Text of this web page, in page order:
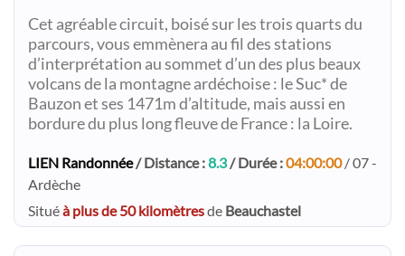
Cet agréable circuit, boisé sur les trois quarts du
parcours, vous emmènera au fil des stations
d’interprétation au sommet d’un des plus beaux
volcans de la montagne ardéchoise : le Suc* de
Bauzon et ses 1471m d’altitude, mais aussi en
bordure du plus long fleuve de France : la Loire.
LIEN Randonnée/ Distance :8.3/ Durée :04:00:00/ 07 -
Ardèche
Situéà plus de 50 kilomètresde Beauchastel